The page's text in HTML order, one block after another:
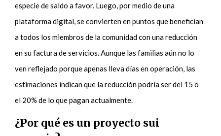
especie de saldo a favor. Luego, por medio de una
plataforma digital, se convierten en puntos que benefician
a todos los miembros de la comunidad con una reducción
en su factura de servicios. Aunque las familias aún no lo
ven reflejado porque apenas lleva días en operación, las
estimaciones indican que la reducción podría ser del 15 o
el 20% de lo que pagan actualmente.
¿Por qué es un proyecto sui